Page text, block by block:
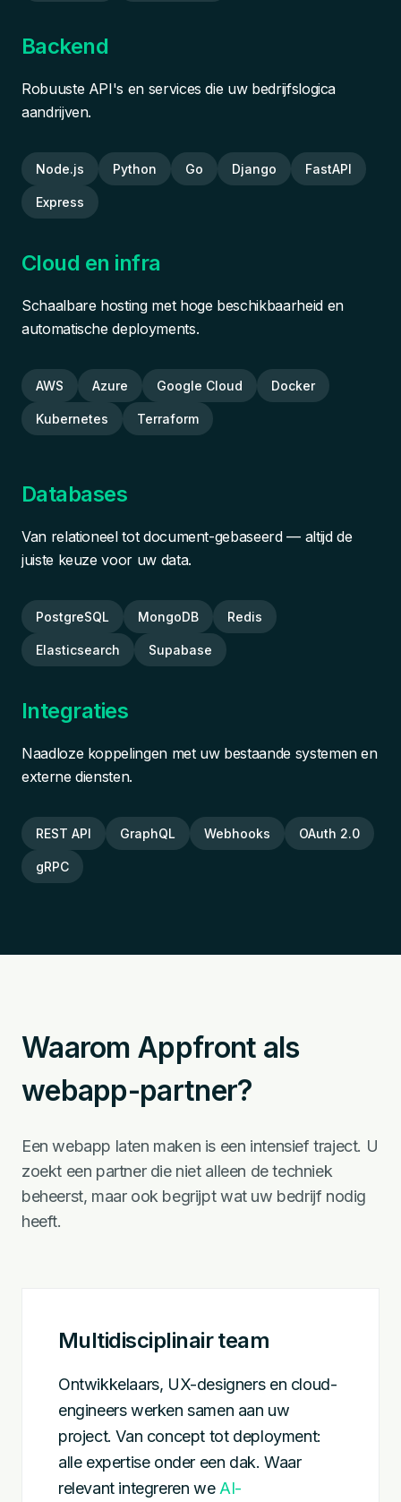
Backend
Robuuste API's en services die uw bedrijfslogica
aandrijven.
Node.js Python Go Django FastAPI
Express
Cloud en infra
Schaalbare hosting met hoge beschikbaarheid en
automatische deployments.
AWS Azure Google Cloud Docker
Kubernetes Terraform
Databases
Van relationeel tot document-gebaseerd — altijd de
juiste keuze voor uw data.
PostgreSQL MongoDB Redis
Elasticsearch Supabase
Integraties
Naadloze koppelingen met uw bestaande systemen en
externe diensten.
REST API GraphQL Webhooks OAuth 2.0
gRPC
Waarom Appfront als
webapp-partner?
Een webapp laten maken is een intensief traject. U
zoekt een partner die niet alleen de techniek
beheerst, maar ook begrijpt wat uw bedrijf nodig
heeft.
Multidisciplinair team
Ontwikkelaars, UX-designers en cloud-
engineers werken samen aan uw
project. Van concept tot deployment:
alle expertise onder een dak. Waar
relevant integreren we AI-